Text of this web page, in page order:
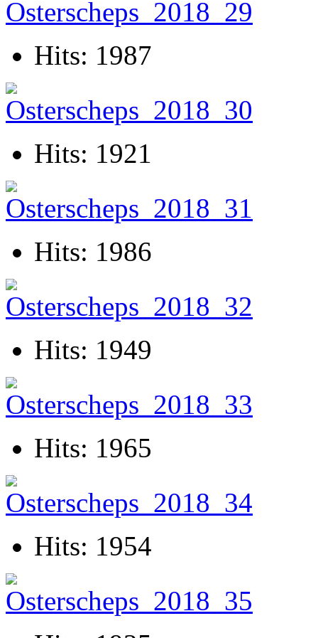
Hits: 1987
Hits: 1921
Hits: 1986
Hits: 1949
Hits: 1965
Hits: 1954